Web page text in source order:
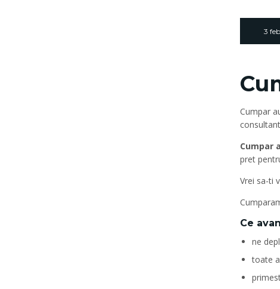
3
Cumpar
Cumpar
pret
Vrei sa-ti
Ce
ne
toate